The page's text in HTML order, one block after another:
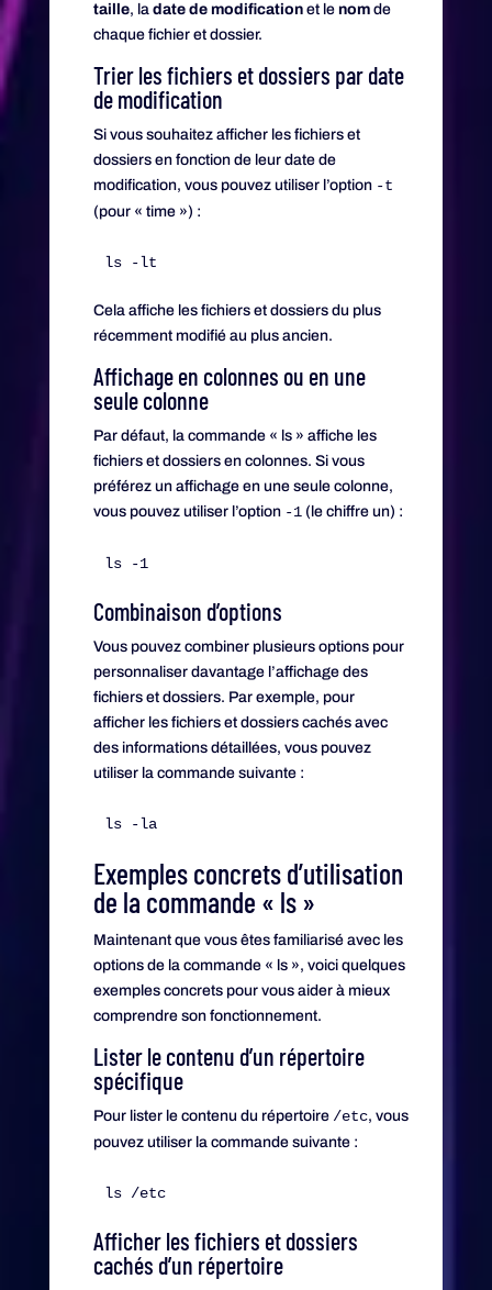
taille, la date de modificationet le nomde
chaque fichier et dossier.
Trier les fichiers et dossiers par date
de modification
Si vous souhaitez afficher les fichiers et
dossiers en fonction de leur date de
modification, vous pouvez utiliser l’option -t
(pour « time ») :
Cela affiche les fichiers et dossiers du plus
récemment modifié au plus ancien.
Affichage en colonnes ou en une
seule colonne
Par défaut, la commande « ls » affiche les
fichiers et dossiers en colonnes. Si vous
préférez un affichage en une seule colonne,
vous pouvez utiliser l’option -1(le chiffre un) :
ls -1
Combinaison d’options
Vous pouvez combiner plusieurs options pour
personnaliser davantage l’affichage des
fichiers et dossiers. Par exemple, pour
afficher les fichiers et dossiers cachés avec
des informations détaillées, vous pouvez
utiliser la commande suivante :
ls -la
Exemples concrets d’utilisation
de la commande « ls »
Maintenant que vous êtes familiarisé avec les
options de la commande « ls », voici quelques
exemples concrets pour vous aider à mieux
comprendre son fonctionnement.
Lister le contenu d’un répertoire
spécifique
Pour lister le contenu du répertoire /etc, vous
pouvez utiliser la commande suivante :
ls /etc
Afficher les fichiers et dossiers
cachés d’un répertoire